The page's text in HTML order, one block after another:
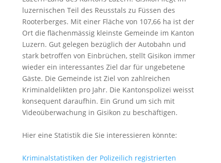
luzernischen Teil des Reusstals zu Füssen des
Rooterberges. Mit einer Fläche von 107,66 ha ist der
Ort die flächenmässig kleinste Gemeinde im Kanton
Luzern. Gut gelegen bezüglich der Autobahn und
stark betroffen von Einbrüchen, stellt Gisikon immer
wieder ein interessantes Ziel dar für ungebetene
Gäste. Die Gemeinde ist Ziel von zahlreichen
Kriminaldelikten pro Jahr. Die Kantonspolizei weisst
konsequent daraufhin. Ein Grund um sich mit
Videoüberwachung in Gisikon zu beschäftigen.
Hier eine Statistik die Sie interessieren könnte:
Kriminalstatistiken der Polizeilich registrierten